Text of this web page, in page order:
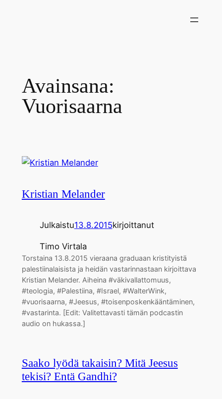
Avainsana:
Vuorisaarna
Kristian Melander
Julkaistu13.8.2015kirjoittanut
Timo Virtala
Torstaina 13.8.2015 vieraana graduaan kristityistä
palestiinalaisista ja heidän vastarinnastaan kirjoittava
Kristian Melander. Aiheina #väkivallattomuus,
#teologia, #Palestiina, #Israel, #WalterWink,
#vuorisaarna, #Jeesus, #toisenposkenkääntäminen,
#vastarinta. [Edit: Valitettavasti tämän podcastin
audio on hukassa.]
Saako lyödä takaisin? Mitä Jeesus
tekisi? Entä Gandhi?